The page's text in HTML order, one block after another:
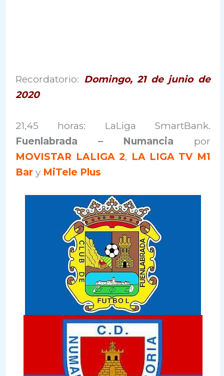
Recordatorio: Domingo, 21 de junio de
2020
21,45 horas: LaLiga SmartBank.
Fuenlabrada – Numancia por
MOVISTAR LALIGA 2, LA LIGA TV M1
Bar y MiTele Plus